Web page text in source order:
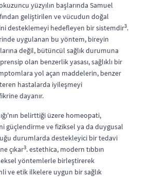
yüzyılın başlarında Samuel
geliştirilen ve vücudun doğal
desteklemeyi hedefleyen bir sistemdir3.
uygulanan bu yöntem, bireyin
değil, bütüncül sağlık durumuna
olan benzerlik yasası, sağlıklı bir
yol açan maddelerin, benzer
hastalarda iyileşmeyi
dayanır.
belirttiği üzere homeopati,
güçlendirme ve fiziksel ya da duygusal
durumlarda destekleyici bir tedavi
çıkar3. estethica, modern tıbbın
yöntemlerle birleştirerek
ve etik ilkelere uygun bir sağlık